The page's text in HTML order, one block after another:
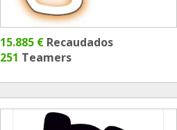
15.885 € Recaudados
251 Teamers